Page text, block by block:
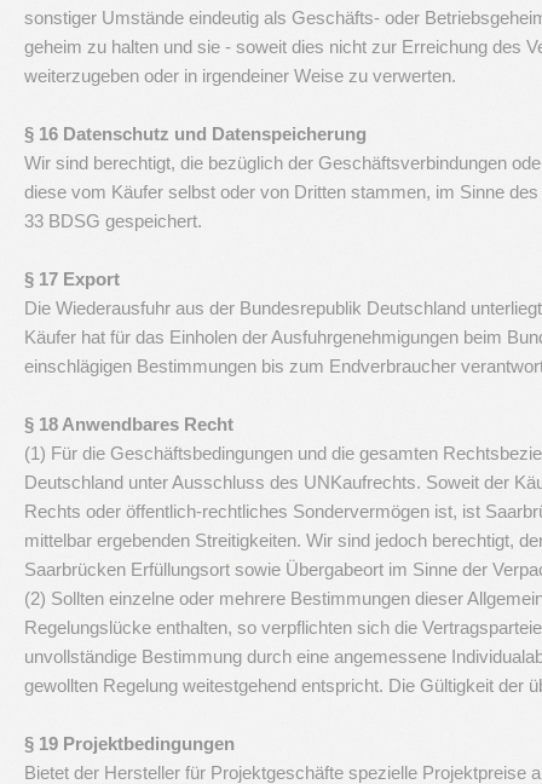
sonstiger Umstände eindeutig als Geschäfts- oder
geheim zu halten und sie - soweit dies nicht zur Erreichung des
weiterzugeben oder in irgendeiner Weise zu verwerten.
§ 16 Datenschutz und Datenspeicherung
Wir sind berechtigt, die bezüglich der Geschäftsverbindungen
diese vom Käufer selbst oder von Dritten stammen, im Sinne
33 BDSG gespeichert.
§ 17 Export
Die Wiederausfuhr aus der Bundesrepublik Deutschland
Käufer hat für das Einholen der Ausfuhrgenehmigungen beim
einschlägigen Bestimmungen bis zum Endverbraucher
§ 18 Anwendbares Recht
(1) Für die Geschäftsbedingungen und die gesamten
Deutschland unter Ausschluss des UNKaufrechts. Soweit der
Rechts oder öffentlich-rechtliches Sondervermögen ist, ist
mittelbar ergebenden Streitigkeiten. Wir sind jedoch berechtigt,
Saarbrücken Erfüllungsort sowie Übergabeort im Sinne der
(2) Sollten einzelne oder mehrere Bestimmungen dieser
Regelungslücke enthalten, so verpflichten sich die
unvollständige Bestimmung durch eine angemessene
gewollten Regelung weitestgehend entspricht. Die Gültigkeit der
§ 19 Projektbedingungen
Bietet der Hersteller für Projektgeschäfte spezielle Projektpreise